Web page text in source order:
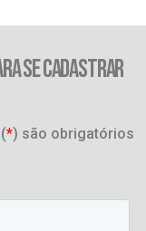
SE CADASTRAR
*) são obrigatórios